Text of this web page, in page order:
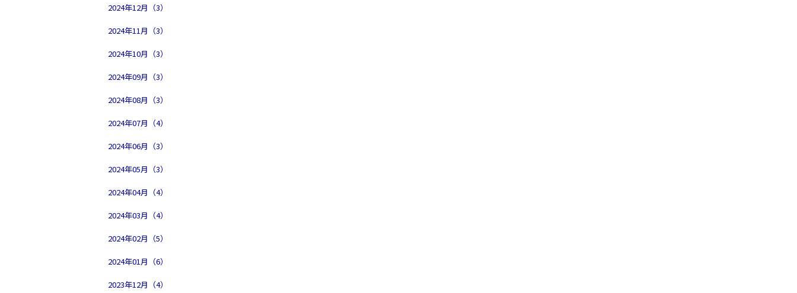
2024年12月（3）
2024年11月（3）
2024年10月（3）
2024年09月（3）
2024年08月（3）
2024年07月（4）
2024年06月（3）
2024年05月（3）
2024年04月（4）
2024年03月（4）
2024年02月（5）
2024年01月（6）
2023年12月（4）